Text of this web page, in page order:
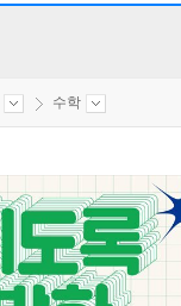
수학